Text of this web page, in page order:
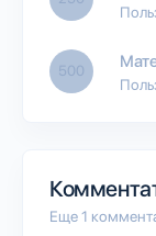
500
Еще 1